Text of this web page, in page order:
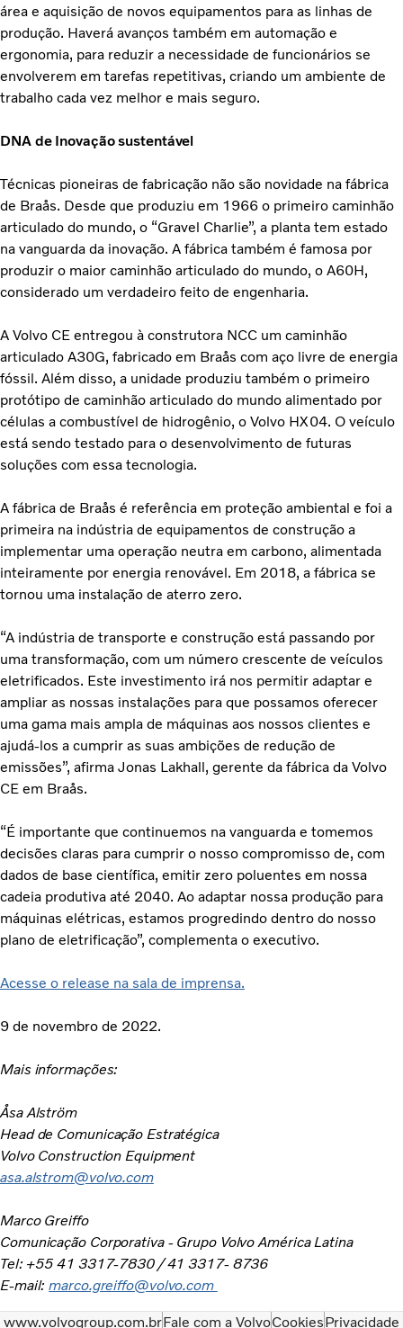
área e aquisição de novos equipamentos para as linhas de
produção. Haverá avanços também em automação e
ergonomia, para reduzir a necessidade de funcionários se
envolverem em tarefas repetitivas, criando um ambiente de
trabalho cada vez melhor e mais seguro.
DNA de Inovação sustentável
Técnicas pioneiras de fabricação não são novidade na fábrica
de Braås. Desde que produziu em 1966 o primeiro caminhão
articulado do mundo, o “Gravel Charlie”, a planta tem estado
na vanguarda da inovação. A fábrica também é famosa por
produzir o maior caminhão articulado do mundo, o A60H,
considerado um verdadeiro feito de engenharia.
A Volvo CE entregou à construtora NCC um caminhão
articulado A30G, fabricado em Braås com aço livre de energia
fóssil. Além disso, a unidade produziu também o primeiro
protótipo de caminhão articulado do mundo alimentado por
células a combustível de hidrogênio, o Volvo HX04. O veículo
está sendo testado para o desenvolvimento de futuras
soluções com essa tecnologia.
A fábrica de Braås é referência em proteção ambiental e foi a
primeira na indústria de equipamentos de construção a
implementar uma operação neutra em carbono, alimentada
inteiramente por energia renovável. Em 2018, a fábrica se
tornou uma instalação de aterro zero.
“A indústria de transporte e construção está passando por
uma transformação, com um número crescente de veículos
eletrificados. Este investimento irá nos permitir adaptar e
ampliar as nossas instalações para que possamos oferecer
uma gama mais ampla de máquinas aos nossos clientes e
ajudá-los a cumprir as suas ambições de redução de
emissões”, afirma Jonas Lakhall, gerente da fábrica da Volvo
CE em Braås.
“É importante que continuemos na vanguarda e tomemos
decisões claras para cumprir o nosso compromisso de, com
dados de base científica, emitir zero poluentes em nossa
cadeia produtiva até 2040. Ao adaptar nossa produção para
máquinas elétricas, estamos progredindo dentro do nosso
plano de eletrificação”, complementa o executivo.
Acesse o release na sala de imprensa.
9 de novembro de 2022.
Mais informações:
Åsa Alström
Head de Comunicação Estratégica
Volvo Construction Equipment
asa.alstrom@volvo.com
Marco Greiffo
Comunicação Corporativa - Grupo Volvo América Latina
Tel: +55 41 3317-7830 / 41 3317- 8736
E-mail:marco.greiffo@volvo.com
www.volvogroup.com.brFale com a VolvoCookiesPrivacidade